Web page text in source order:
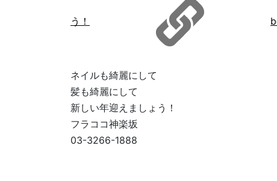
う！
ネイルも綺麗にして
髪も綺麗にして
新しい年迎えましょう！
フラココ神楽坂
03-3266-1888